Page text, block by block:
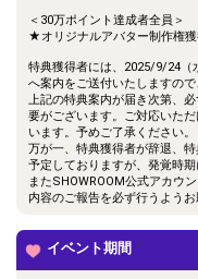
＜30万ポイント達成者全員＞
★オリジナルアバター制作権獲
特典獲得者には、2025/9/24（
へ案内をご送付いたしますの
上記の特典案内が届き次第、
要がございます。ご対応いた
います。予めご了承ください。
万が一、特典獲得者が辞退、
予定しておりますが、発覚時
またSHOWROOM公式アカウ
内容のご報告を必ず行うようお
イベント期間